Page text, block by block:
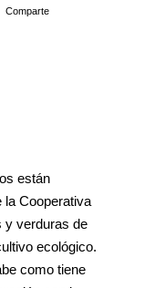
Comparte
están
la Cooperativa
y verduras de
ecológico.
como tiene